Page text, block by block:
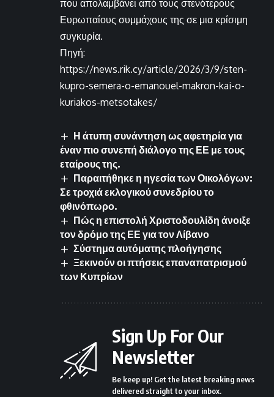
που απολαμβάνει από τους στενότερους
Ευρωπαίους συμμάχους της σε μια κρίσιμη
συγκυρία.
Πηγή:
https://news.rik.cy/article/2026/3/9/sten-
kupro-semera-o-emanouel-makron-kai-o-
kuriakos-metsotakes/
Η άτυπη συνάντηση ως αφετηρία για
έναν πιο συνεπή διάλογο της ΕΕ με τους
εταίρους της.
Παραιτήθηκε η ηγεσία των Οικολόγων:
Σε τροχιά εκλογικού συνεδρίου το
φθινόπωρο.
Πώς η επιστολή Χριστοδουλίδη άνοιξε
τον δρόμο της ΕΕ για τον Λίβανο
Σύστημα αυτόματης πλοήγησης
Ξεκινούν οι πτήσεις επαναπατρισμού
των Κυπρίων
Sign Up For Our
Newsletter
Be keep up! Get the latest breaking news
delivered straight to your inbox.